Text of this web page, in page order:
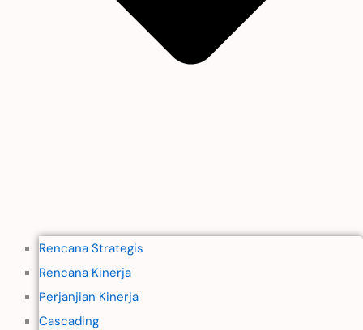
Rencana Strategis
Rencana Kinerja
Perjanjian Kinerja
Cascading